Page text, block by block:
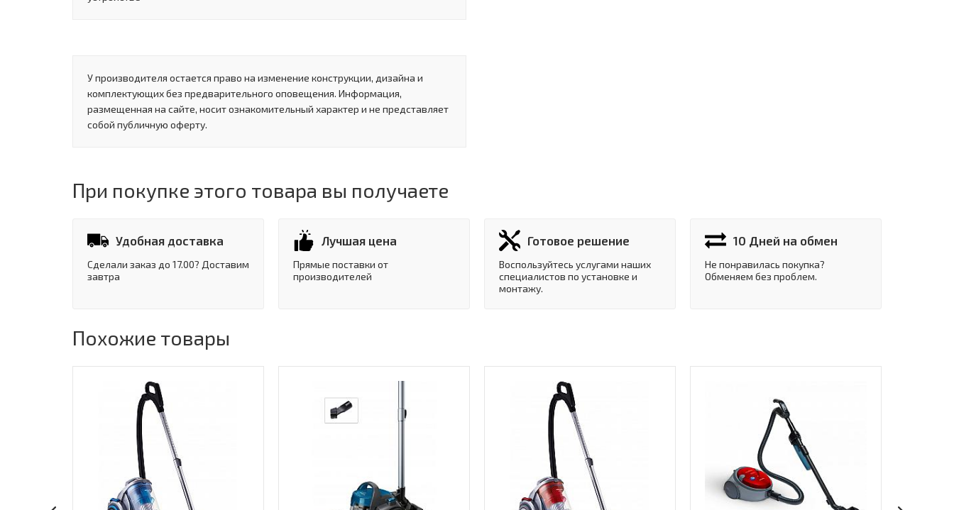
У производителя остается право на изменение конструкции, дизайна и
комплектующих без предварительного оповещения. Информация,
размещенная на сайте, носит ознакомительный характер и не представляет
собой публичную оферту.
При покупке этого товара вы получаете
Удобная доставка
Сделали заказ до 17.00? Доставим
завтра
Лучшая цена
Прямые поставки от
производителей
Готовое решение
Воспользуйтесь услугами наших
специалистов по установке и
монтажу.
10 Дней на обмен
Не понравилась покупка?
Обменяем без проблем.
Похожие товары